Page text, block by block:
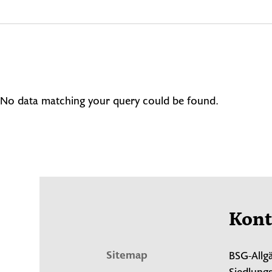
No data matching your query could be found.
Sitemap
BSG-